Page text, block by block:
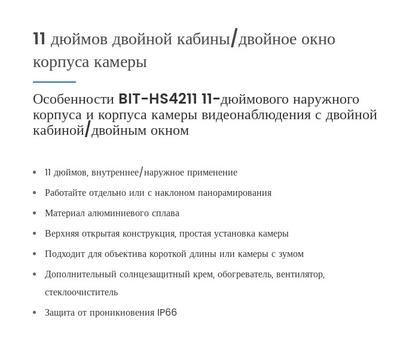
čeština
11 дюймов двойной кабины/двойное окно
корпуса камеры
Особенности BIT-HS4211 11-дюймового наружного
корпуса и корпуса камеры видеонаблюдения с двойной
кабиной/двойным окном
11 дюймов, внутреннее/наружное применение
Работайте отдельно или с наклоном панорамирования
Материал алюминиевого сплава
Верхняя открытая конструкция, простая установка камеры
Подходит для объектива короткой длины или камеры с зумом
Дополнительный солнцезащитный крем, обогреватель, вентилятор,
стеклоочиститель
Защита от проникновения IP66